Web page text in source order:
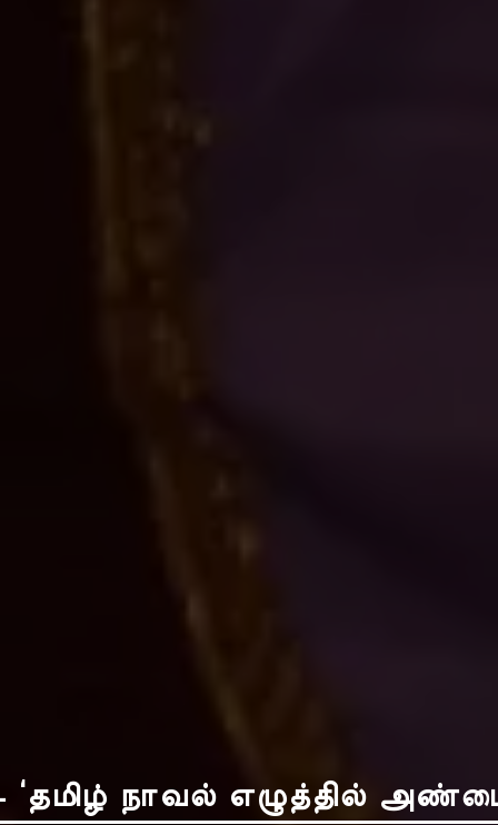
‘தமிழ் நாவல் எழுத்தில்